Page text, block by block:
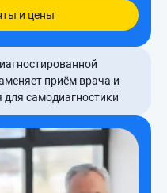
и цены
приём врача и
для самодиагностики